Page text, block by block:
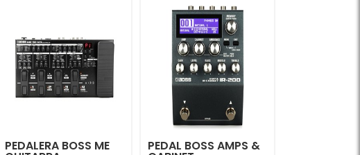
PEDALERA BOSS ME PEDAL BOSS AMPS &